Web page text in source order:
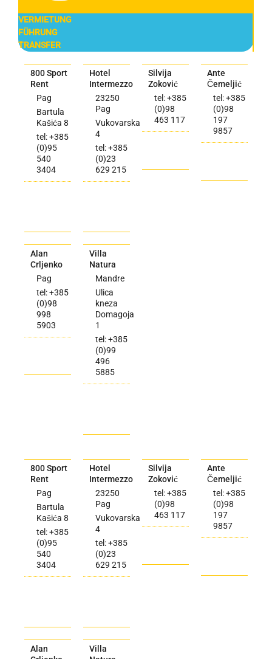
VERMIETUNG
FÜHRUNG
TRANSFER
800 Sport
Rent
Pag
Bartula
Kašića 8
tel: +385
(0)95
540
3404
Hotel
Intermezzo
23250
Pag
Vukovarska
4
tel: +385
(0)23
629 215
Silvija
Zoković
tel: +385
(0)98
463 117
Ante
Čemeljić
tel: +385
(0)98
197
9857
Alan
Crljenko
Pag
tel: +385
(0)98
998
5903
Villa
Natura
Mandre
Ulica
kneza
Domagoja
1
tel: +385
(0)99
496
5885
800 Sport
Rent
Pag
Bartula
Kašića 8
tel: +385
(0)95
540
3404
Hotel
Intermezzo
23250
Pag
Vukovarska
4
tel: +385
(0)23
629 215
Silvija
Zoković
tel: +385
(0)98
463 117
Ante
Čemeljić
tel: +385
(0)98
197
9857
Alan
Villa